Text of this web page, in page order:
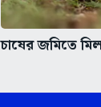
চাষের জমিতে